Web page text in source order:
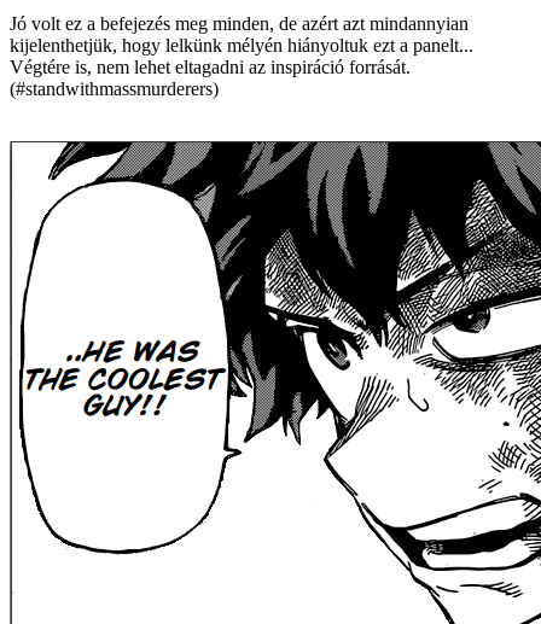
Jó volt ez a befejezés meg minden, de azért azt mindannyian
kijelenthetjük, hogy lelkünk mélyén hiányoltuk ezt a panelt...
Végtére is, nem lehet eltagadni az inspiráció forrását.
(#standwithmassmurderers)